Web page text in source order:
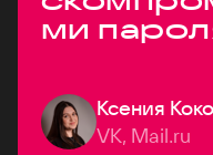
ми
Ксения
VK, Mail.ru